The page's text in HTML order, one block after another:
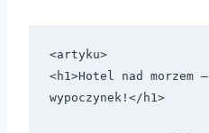
<artyku>
<h1>Hotel nad
wypoczynek!</h1>